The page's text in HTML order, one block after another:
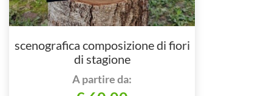
scenografica composizione di fiori
di stagione
A partire da: